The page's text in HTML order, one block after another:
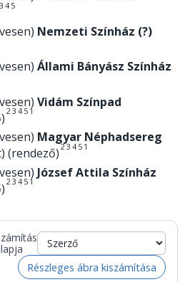
3 4 5
Nemzeti Színház (?)
Állami Bányász Színház
Vidám Színpad
23 4 5 1
Magyar Néphadsereg
(rendező)23 4 5 1
József Attila Színház
23 4 5 1
Részleges ábra kiszámítása